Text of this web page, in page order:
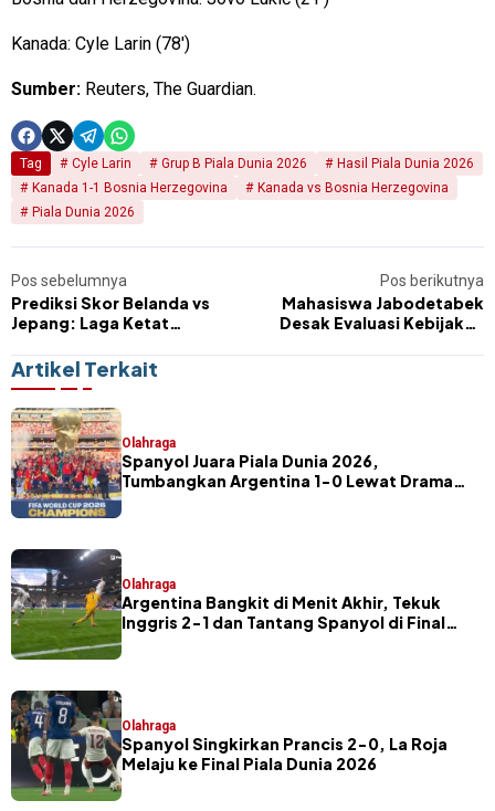
Kanada: Cyle Larin (78′)
Sumber: Reuters, The Guardian.
Tag Cyle Larin Grup B Piala Dunia 2026
Hasil Piala Dunia 2026
Kanada 1-1 Bosnia Herzegovina
Kanada vs Bosnia Herzegovina
Piala Dunia 2026
Pos sebelumnya
Prediksi Skor Belanda vs
Jepang: Laga Ketat
2026
Pos berikutnya
Mahasiswa Jabodetabek
Desak Evaluasi Kebijakan
hingga Kenaikan Harga BBM
Artikel Terkait
Olahraga
Spanyol Juara Piala Dunia 2026,
Tumbangkan Argentina 1-0 Lewat Drama
Olahraga
Argentina Bangkit di Menit Akhir, Tekuk
Inggris 2-1 dan Tantang Spanyol di Final
Olahraga
Spanyol Singkirkan Prancis 2-0, La Roja
Melaju ke Final Piala Dunia 2026